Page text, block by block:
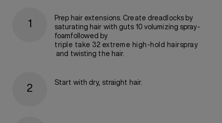
Prep hair extensions. Create dreadlocks by
saturating hair with guts 10 volumizing spray-
foamfollowed by
triple take 32 extreme high-hold hairspray
and twisting the hair.
Start with dry, straight hair.